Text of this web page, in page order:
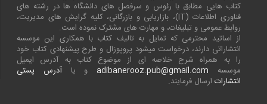
کتاب هایی مطابق با رئوس و سرفصل های دانشگاه ها در رشته های
فناوری اطلاعات (IT)، بازاریابی و بازرگانی، کلیه گرایش های مدیریت،
روابط عمومی و تبلیغات، و مهارت های مشترک نموده است.
از اساتید محترمی که تمایل به تالیف کتاب با همکاری این موسسه
انتشاراتی دارند، درخواست میشود پروپوزال و طرح پیشنهادی کتاب خود
را به همراه شرح خلاصه ای از موضوع کتاب به آدرس ایمیل
موسسه adibanerooz.pub@gmail.comو یاآدرس پستی
انتشارات ارسال فرمایند.